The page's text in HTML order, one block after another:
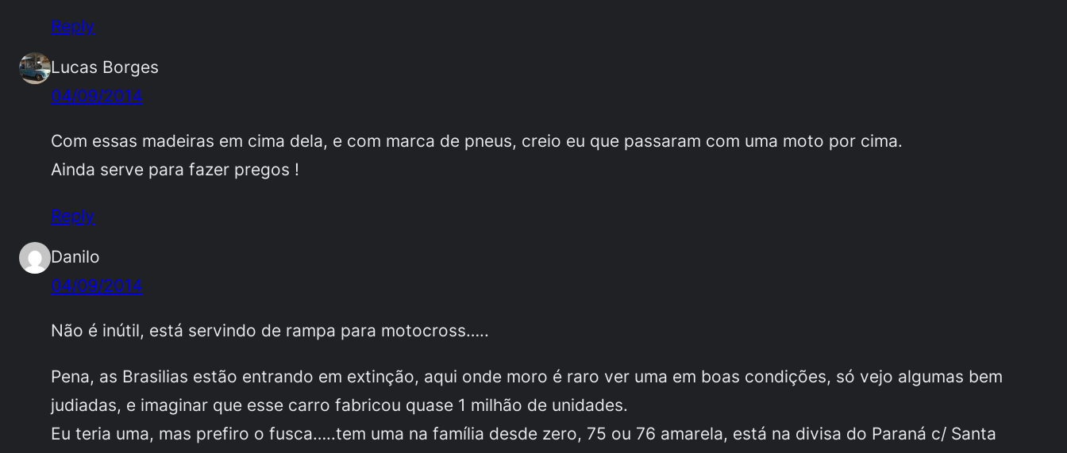
Reply
Lucas Borges
04/09/2014
Com essas madeiras em cima dela, e com marca de pneus, creio eu que passaram com uma moto por cima.
Ainda serve para fazer pregos !
Reply
Danilo
04/09/2014
Não é inútil, está servindo de rampa para motocross…..
Pena, as Brasilias estão entrando em extinção, aqui onde moro é raro ver uma em boas condições, só vejo algumas bem
judiadas, e imaginar que esse carro fabricou quase 1 milhão de unidades.
Eu teria uma, mas prefiro o fusca…..tem uma na família desde zero, 75 ou 76 amarela, está na divisa do Paraná c/ Santa